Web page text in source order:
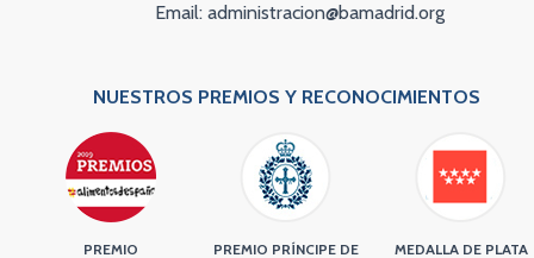
Email: administracion@bamadrid.org
NUESTROS PREMIOS Y RECONOCIMIENTOS
PREMIO
PREMIO PRÍNCIPE DE
MEDALLA DE PLATA